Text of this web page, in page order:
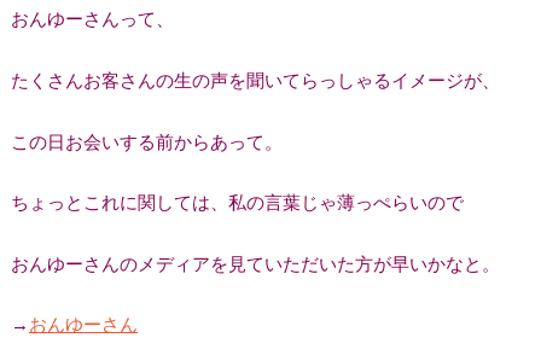
おんゆーさんって、
たくさんお客さんの生の声を聞いてらっしゃるイメージが、
この日お会いする前からあって。
ちょっとこれに関しては、私の言葉じゃ薄っぺらいので
おんゆーさんのメディアを見ていただいた方が早いかなと。
→ おんゆーさん